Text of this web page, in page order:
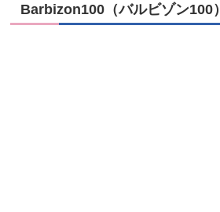
Barbizon100（バルビゾン100）